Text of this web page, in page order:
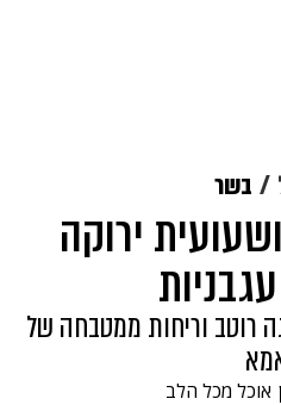
בשר
ירוקה
רוטב וריחות ממטבחה של
אוכל מכל הלב